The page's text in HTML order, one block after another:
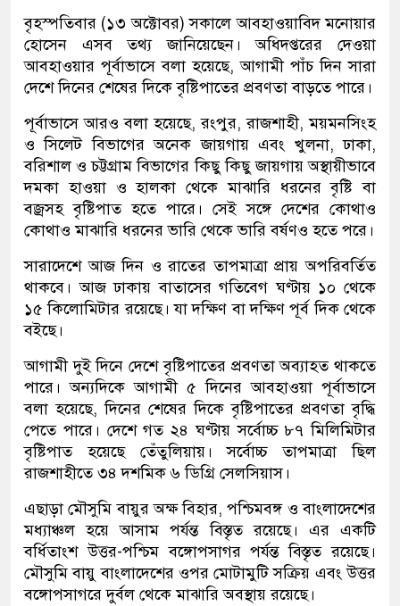
বৃহস্পতিবার (১৩ অক্টোবর) সকালে আবহাওয়াবিদ মনোয়ার
হোসেন এসব তথ্য জানিয়েছেন। অধিদপ্তরের দেওয়া
আবহাওয়ার পূর্বাভাসে বলা হয়েছে, আগামী পাঁচ দিন সারা
দেশে দিনের শেষের দিকে বৃষ্টিপাতের প্রবণতা বাড়তে পারে।
পূর্বাভাসে আরও বলা হয়েছে, রংপুর, রাজশাহী, ময়মনসিংহ
ও সিলেট বিভাগের অনেক জায়গায় এবং খুলনা, ঢাকা,
বরিশাল ও চট্টগ্রাম বিভাগের কিছু কিছু জায়গায় অস্থায়ীভাবে
দমকা হাওয়া ও হালকা থেকে মাঝারি ধরনের বৃষ্টি বা
বজ্রসহ বৃষ্টিপাত হতে পারে। সেই সঙ্গে দেশের কোথাও
কোথাও মাঝারি ধরনের ভারি থেকে ভারি বর্ষণও হতে পরে।
সারাদেশে আজ দিন ও রাতের তাপমাত্রা প্রায় অপরিবর্তিত
থাকবে। আজ ঢাকায় বাতাসের গতিবেগ ঘণ্টায় ১০ থেকে
১৫ কিলোমিটার রয়েছে। যা দক্ষিণ বা দক্ষিণ পূর্ব দিক থেকে
বইছে।
আগামী দুই দিনে দেশে বৃষ্টিপাতের প্রবণতা অব্যাহত থাকতে
পারে। অন্যদিকে আগামী ৫ দিনের আবহাওয়া পূর্বাভাসে
বলা হয়েছে, দিনের শেষের দিকে বৃষ্টিপাতের প্রবণতা বৃদ্ধি
পেতে পারে। দেশে গত ২৪ ঘণ্টায় সর্বোচ্চ ৮৭ মিলিমিটার
বৃষ্টিপাত হয়েছে তেঁতুলিয়ায়। সর্বোচ্চ তাপমাত্রা ছিল
রাজশাহীতে ৩৪ দশমিক ৬ ডিগ্রি সেলসিয়াস।
এছাড়া মৌসুমি বায়ুর অক্ষ বিহার, পশ্চিমবঙ্গ ও বাংলাদেশের
মধ্যাঞ্চল হয়ে আসাম পর্যন্ত বিস্তৃত রয়েছে। এর একটি
বর্ধিতাংশ উত্তর-পশ্চিম বঙ্গোপসাগর পর্যন্ত বিস্তৃত রয়েছে।
মৌসুমি বায়ু বাংলাদেশের ওপর মোটামুটি সক্রিয় এবং উত্তর
বঙ্গোপসাগরে দুর্বল থেকে মাঝারি অবস্থায় রয়েছে।